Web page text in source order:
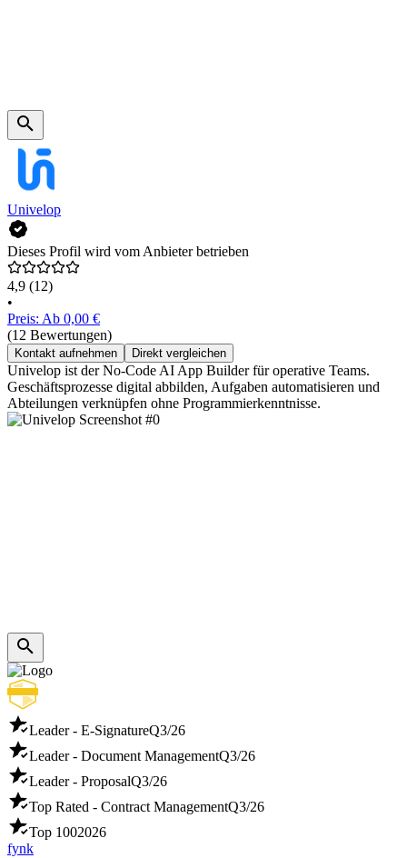
Univelop
Dieses Profil wird vom Anbieter betrieben
4,9 (12)
•
Preis: Ab 0,00 €
(12 Bewertungen)
Kontakt aufnehmen Direkt vergleichen
Univelop ist der No-Code AI App Builder für operative Teams.
Geschäftsprozesse digital abbilden, Aufgaben automatisieren und
Abteilungen verknüpfen ohne Programmierkenntnisse.
Leader - E-SignatureQ3/26
Leader - Document ManagementQ3/26
Leader - ProposalQ3/26
Top Rated - Contract ManagementQ3/26
Top 1002026
fynk